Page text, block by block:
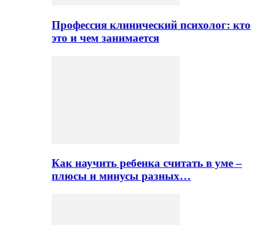
Профессия клинический психолог: кто
это и чем занимается
Как научить ребенка считать в уме –
плюсы и минусы разных…